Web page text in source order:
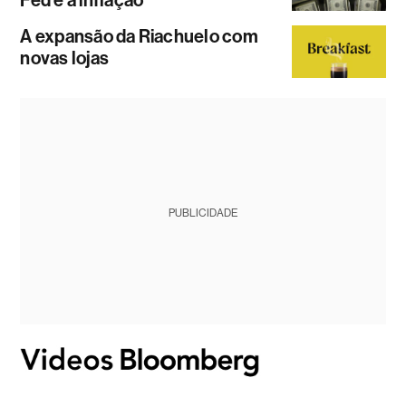
A expansão da Riachuelo com
novas lojas
PUBLICIDADE